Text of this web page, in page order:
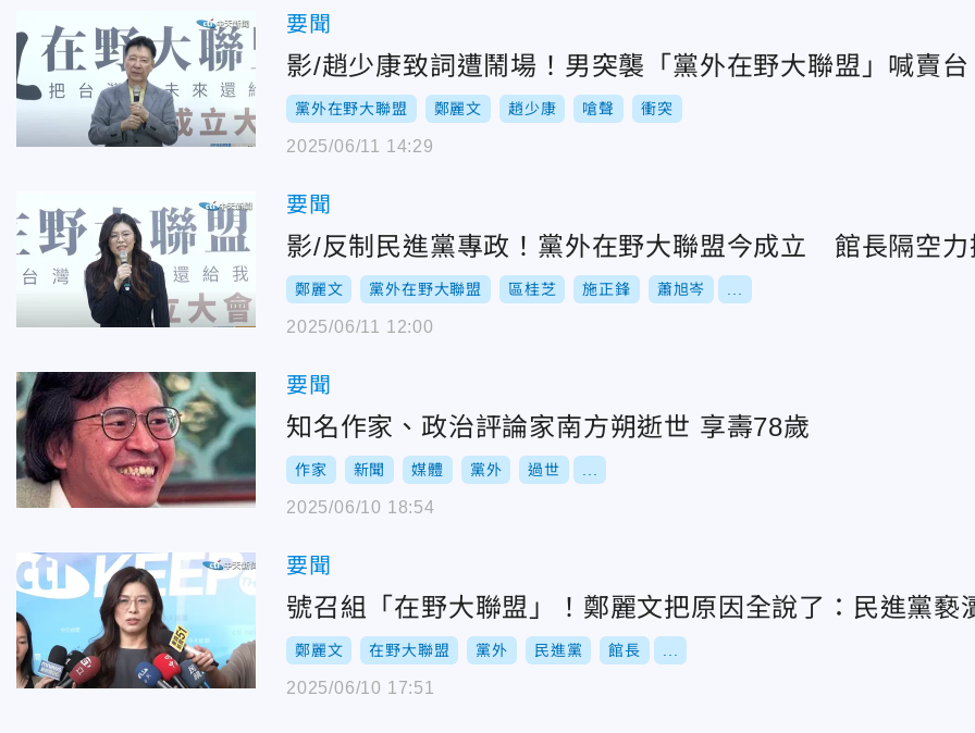
要聞
影/趙少康致詞遭鬧場！男突襲「黨外在野大聯盟」喊賣
黨外在野大聯盟 鄭麗文 趙少康 嗆聲 衝突
2025/06/11 14:29
要聞
影/反制民進黨專政！黨外在野大聯盟今成立 館長隔空力
鄭麗文 黨外在野大聯盟 區桂芝 施正鋒 蕭旭岑
2025/06/11 12:00
要聞
知名作家、政治評論家南方朔逝世 享壽78歲
作家 新聞 媒體 黨外 過世
2025/06/10 18:54
要聞
號召組「在野大聯盟」！鄭麗文把原因全說了：民進黨褻
鄭麗文 在野大聯盟 黨外 民進黨 館長
2025/06/10 17:51